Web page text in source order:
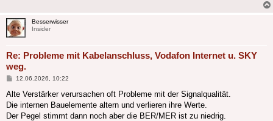
Besserwisser
Insider
Re: Probleme mit Kabelanschluss, Vodafon Internet u. SKY
weg.
Beitrag
12.06.2026, 10:22
Alte Verstärker verursachen oft Probleme mit der Signalqualität.
Die internen Bauelemente altern und verlieren ihre Werte.
Der Pegel stimmt dann noch aber die BER/MER ist zu niedrig.